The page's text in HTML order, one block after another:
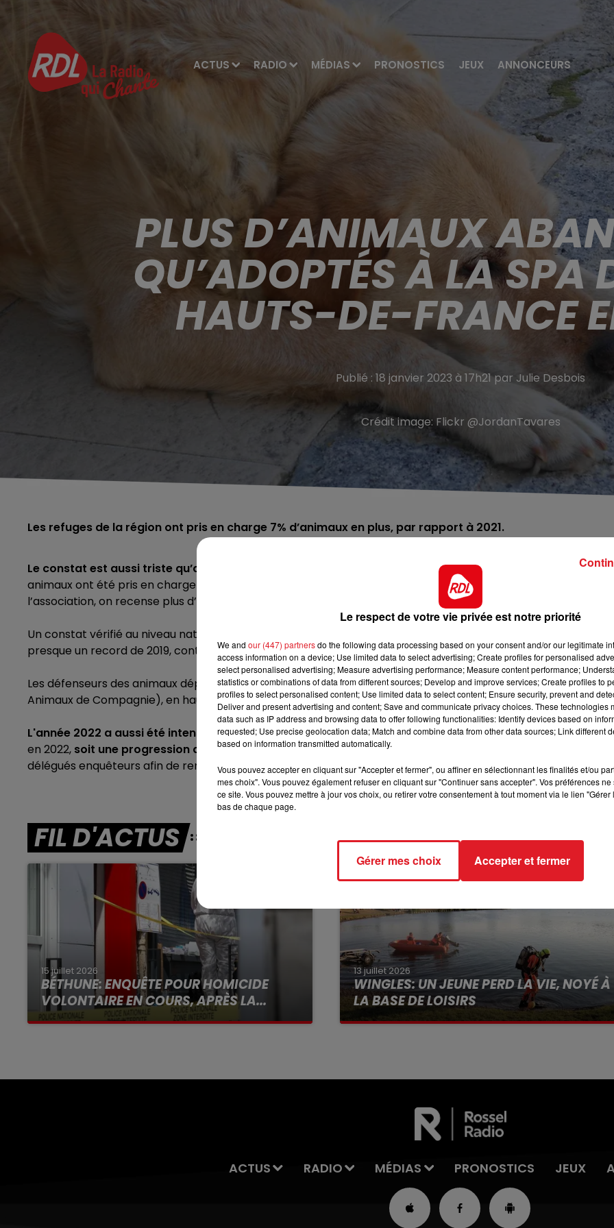
ACTUS RADIO MÉDIAS PRONOSTICS JEUX ANNONCEURS
7h00 - 10h00
DEBOUT C'EST L'HEURE RDL & VOUS
PLUS D’ANIMAUX
QU’ADOPTÉS À LA SPA
HAUTS-DE-FRANCE
Publié : 18 janvier 2023 à 17h21 par Julie Desbois
Crédit image: Flickr @JordanTavares
Les refuges de la région ont pris en charge 7% d’animaux en plus, par rapport à 2021.
Le constat est aussi triste qu’alarmant. Selon un communiqué de la SPA publié ce mardi 17 janvier
, 6.232
animaux ont été pris en charge en 2022 dans les six refuges de la région,
soit 7% de plus qu’en 2021
l’association, on recense plus d’abandons que d'adoptions dans les Hauts-de-France.
Un constat vérifié au niveau national. La
presque un record de 2019, contre 41 186 adoptions.
Les défenseurs des animaux déplorent également la recrudescence des abandons des NAC (Nouveaux
Animaux de Compagnie), en hausse de 34 % depuis 2019.
L'année 2022 a aussi été intense sur le front de la maltraitance animale. La SPA a traité 23.800
en 2022, soit une progression de 52%.Pour remplir cette mission, la SPA a notamment recruté plus de 250
délégués enquêteurs afin de renforcer le maillage territorial.
FIL D'ACTUS
15 juillet 2026
BÉTHUNE: ENQUÊTE POUR HOMICIDE
VOLONTAIRE EN COURS, APRÈS LA...
Selon les premiers éléments, le logement
13 juillet 2026
WINGLES: UN JEUNE PERD LA VIE, NOYÉ À
LA BASE DE LOISIRS
La victime a coulé à pic
ACTUS RADIO MÉDIAS PRONOSTICS JEUX
Le respect de votre vie privée est notre priorité
We and our (447) partnersdo the following data processing based on your consent and/or our legitimate
access information on a device; Use limited data to select advertising; Create profiles for personalised
select personalised advertising; Measure advertising performance; Measure content performance;
statistics or combinations of data from different sources; Develop and improve services; Create profiles to
profiles to select personalised content; Use limited data to select content; Ensure security, prevent and
Deliver and present advertising and content; Save and communicate privacy choices. These technologies
data such as IP address and browsing data to offer following functionalities: Identify devices based on
requested; Use precise geolocation data; Match and combine data from other data sources; Link different
based on information transmitted automatically.
Vous pouvez accepter en cliquant sur "Accepter et fermer", ou affiner en sélectionnant les finalités et/ou
mes choix". Vous pouvez également refuser en cliquant sur "Continuer sans accepter". Vos préférences
ce site. Vous pouvez mettre à jour vos choix, ou retirer votre consentement à tout moment via le lien
bas de chaque page.
Gérer mes choix Accepter et fermer